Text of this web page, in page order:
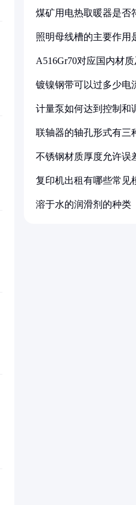
煤矿用电热取暖器是否
照明母线槽的主要作用
A516Gr70对应国内材
镀镍钢带可以过多少电
计量泵如何达到控制和
联轴器的轴孔形式有三
不锈钢材质厚度允许误
复印机出租有哪些常见
溶于水的润滑剂的种类